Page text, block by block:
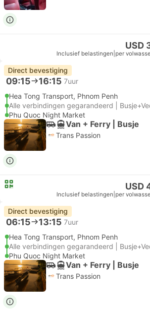
USD
Inclusief belastingen per
Direct bevestiging
09:15 16:15 7uur
Hea Tong Transport, Phnom Penh
Alle verbindingen gegarandeerd |
Phu Quoc Night Market
Van + Ferry | Busje
Trans Passion
USD
Inclusief belastingen per
Direct bevestiging
06:15 13:15 7uur
Hea Tong Transport, Phnom Penh
Alle verbindingen gegarandeerd |
Phu Quoc Night Market
Van + Ferry | Busje
Trans Passion